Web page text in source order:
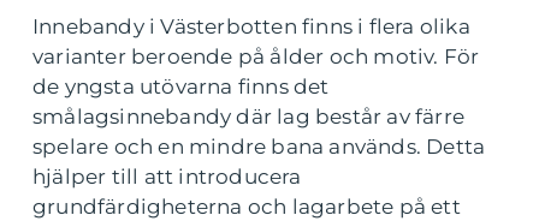
Innebandy i Västerbotten finns i flera olika
varianter beroende på ålder och motiv. För
de yngsta utövarna finns det
smålagsinnebandy där lag består av färre
spelare och en mindre bana används. Detta
hjälper till att introducera
grundfärdigheterna och lagarbete på ett